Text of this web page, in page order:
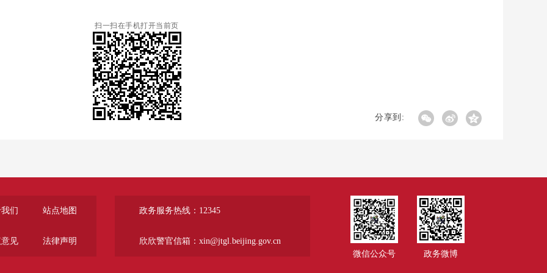
扫一扫在手机打开当前页
分享到:
们 站点地图
见 法律声明
政务服务热线：12345
欣欣警官信箱：xin@jtgl.beijing.gov.cn
微信公众号
政务微博